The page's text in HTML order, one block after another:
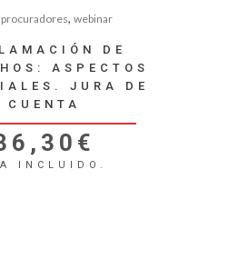
procuradores, webinar
DE
ASPECTOS
JURA DE
CUENTA
€
INCLUIDO.